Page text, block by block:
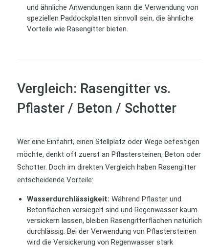
und ähnliche Anwendungen kann die Verwendung von
speziellen Paddockplatten sinnvoll sein, die ähnliche
Vorteile wie Rasengitter bieten.
Vergleich: Rasengitter vs.
Pflaster / Beton / Schotter
Wer eine Einfahrt, einen Stellplatz oder Wege befestigen
möchte, denkt oft zuerst an Pflastersteinen, Beton oder
Schotter. Doch im direkten Vergleich haben Rasengitter
entscheidende Vorteile:
Wasserdurchlässigkeit: Während Pflaster und
Betonflächen versiegelt sind und Regenwasser kaum
versickern lassen, bleiben Rasengitterflächen natürlich
durchlässig. Bei der Verwendung von Pflastersteinen
wird die Versickerung von Regenwasser stark